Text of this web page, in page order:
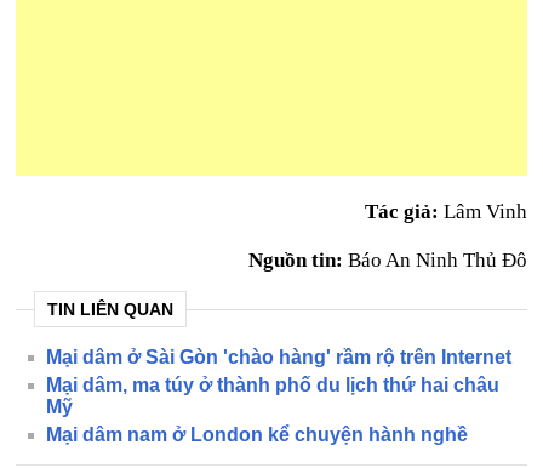
Tác giả: Lâm Vinh
Nguồn tin: Báo An Ninh Thủ Đô
TIN LIÊN QUAN
Mại dâm ở Sài Gòn 'chào hàng' rầm rộ trên Internet
Mại dâm, ma túy ở thành phố du lịch thứ hai châu
Mỹ
Mại dâm nam ở London kể chuyện hành nghề